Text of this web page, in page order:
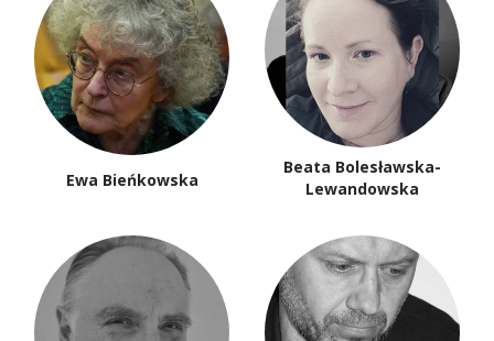
Ewa Bieńkowska
Beata Bolesławska-
Lewandowska